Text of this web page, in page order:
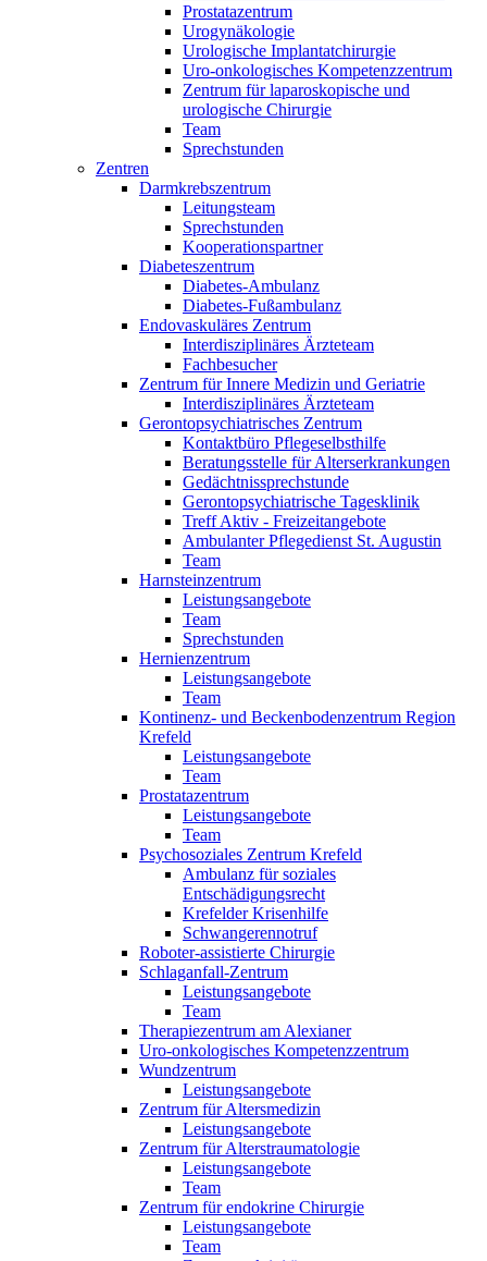
Prostatazentrum
Urogynäkologie
Urologische Implantatchirurgie
Uro-onkologisches Kompetenzzentrum
Zentrum für laparoskopische und
urologische Chirurgie
Team
Sprechstunden
Zentren
Darmkrebszentrum
Leitungsteam
Sprechstunden
Kooperationspartner
Diabeteszentrum
Diabetes-Ambulanz
Diabetes-Fußambulanz
Endovaskuläres Zentrum
Interdisziplinäres Ärzteteam
Fachbesucher
Zentrum für Innere Medizin und Geriatrie
Interdisziplinäres Ärzteteam
Gerontopsychiatrisches Zentrum
Kontaktbüro Pflegeselbsthilfe
Beratungsstelle für Alterserkrankungen
Gedächtnissprechstunde
Gerontopsychiatrische Tagesklinik
Treff Aktiv - Freizeitangebote
Ambulanter Pflegedienst St. Augustin
Team
Harnsteinzentrum
Leistungsangebote
Team
Sprechstunden
Hernienzentrum
Leistungsangebote
Team
Kontinenz- und Beckenbodenzentrum Region
Krefeld
Leistungsangebote
Team
Prostatazentrum
Leistungsangebote
Team
Psychosoziales Zentrum Krefeld
Ambulanz für soziales
Entschädigungsrecht
Krefelder Krisenhilfe
Schwangerennotruf
Roboter-assistierte Chirurgie
Schlaganfall-Zentrum
Leistungsangebote
Team
Therapiezentrum am Alexianer
Uro-onkologisches Kompetenzzentrum
Wundzentrum
Leistungsangebote
Zentrum für Altersmedizin
Leistungsangebote
Zentrum für Alterstraumatologie
Leistungsangebote
Team
Zentrum für endokrine Chirurgie
Leistungsangebote
Team